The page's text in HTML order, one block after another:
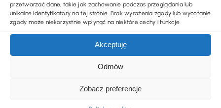
przetwarzać dane, takie jak zachowanie podczas przeglądania lub
unikalne identyfikatory na tej stronie. Brak wyrażenia zgody lub wycofanie
zgody może niekorzystnie wpłynąć na niektóre cechy i funkcje.
Akceptuję
Odmów
Zobacz preferencje